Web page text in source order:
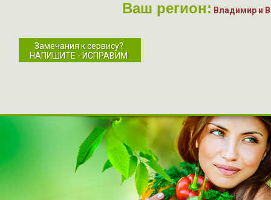
Ваш регион: Владимир и
Замечания к сервису?
НАПИШИТЕ - ИСПРАВИМ